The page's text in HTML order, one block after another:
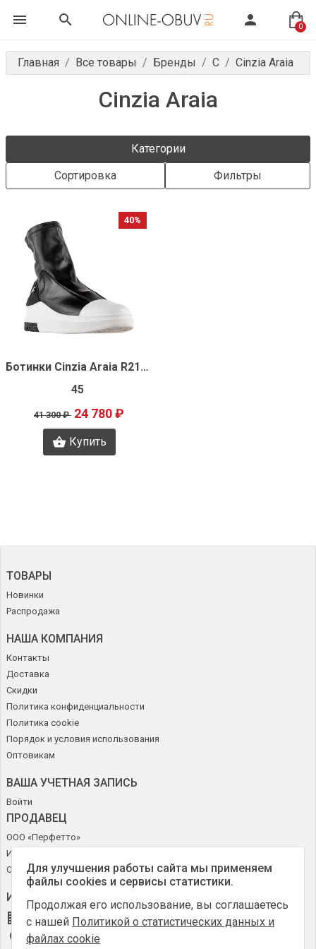
0
Главная Все товары Бренды C Cinzia Araia
Cinzia Araia
Категории
Сортировка
Фильтры
40%
Быстрый просмотрБотинки Cinzia Araia R2188
45
41 300 ₽ 24 780 ₽
Купить
ТОВАРЫ
Новинки
Распродажа
НАША КОМПАНИЯ
Контакты
Доставка
Скидки
Политика конфиденциальности
Политика cookie
Порядок и условия использования
Оптовикам
ВАША УЧЕТНАЯ ЗАПИСЬ
Войти
ПРОДАВЕЦ
ООО «Перфетто»
ИНН 50272644715
ОГРН 1185027010630
ИНФОРМАЦИЯ О МАГАЗИНЕ
Online-Obuv.ru
Россия, Москва
Для улучшения работы сайта мы применяем
файлы cookies и сервисы статистики.
Продолжая его использование, вы соглашаетесь
с нашей Политикой о статистических данных и
файлах cookie